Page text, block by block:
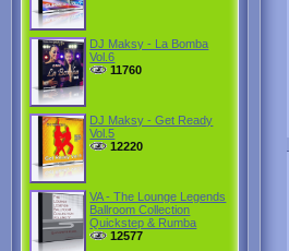
DJ Maksy - La Bomba
Vol.6
11760
DJ Maksy - Get Ready
Vol.5
12220
VA - The Lounge Legends
Ballroom Collection
Quickstep & Rumba
12577